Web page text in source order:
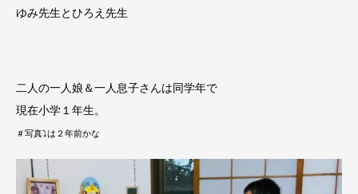
ゆみ先生とひろえ先生
二人の一人娘＆一人息子さんは同学年で
現在小学１年生。
＃写真⤵は２年前かな